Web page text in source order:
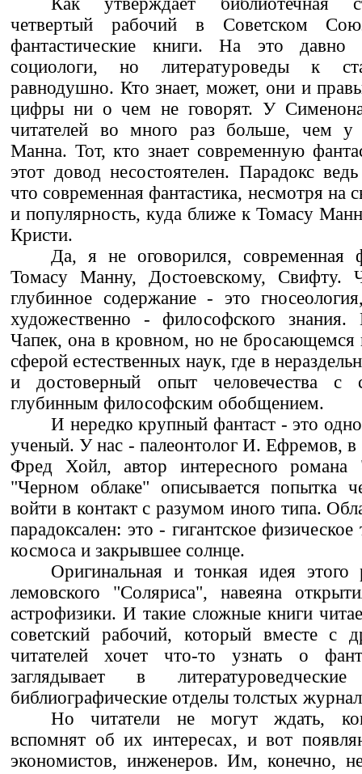
четвертый рабочий в Советском
фантастические книги. На это давно
социологи, но литературоведы к
равнодушно. Кто знает, может, они и
цифры ни о чем не говорят. У
читателей во много раз больше, чем у
Манна. Тот, кто знает современную
этот довод несостоятелен. Парадокс
что современная фантастика, несмотря на
и популярность, куда ближе к Томасу
Кристи.
Да, я не оговорился, современная
Томасу Манну, Достоевскому, Свифту.
глубинное содержание - это
художественно - философского
Чапек, она в кровном, но не бросающемся
сферой естественных наук, где в
и достоверный опыт человечества
глубинным философским обобщением.
И нередко крупный фантаст - это
ученый. У нас - палеонтолог И. Ефремов, в
Фред Хойл, автор интересного
"Черном облаке" описывается попытка
войти в контакт с разумом иного типа.
парадоксален: это - гигантское
космоса и закрывшее солнце.
Оригинальная и тонкая идея
лемовского "Соляриса", навеяна
астрофизики. И такие сложные книги
советский рабочий, который вместе с
читателей хочет что-то узнать о
заглядывает в
библиографические отделы толстых
Но читатели не могут ждать,
вспомнят об их интересах, и вот
экономистов, инженеров. Им, конечно,